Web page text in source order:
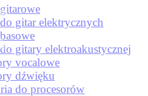
gitar elektrycznych
gitary elektroakustycznej
vocalowe
dźwięku
do procesorów